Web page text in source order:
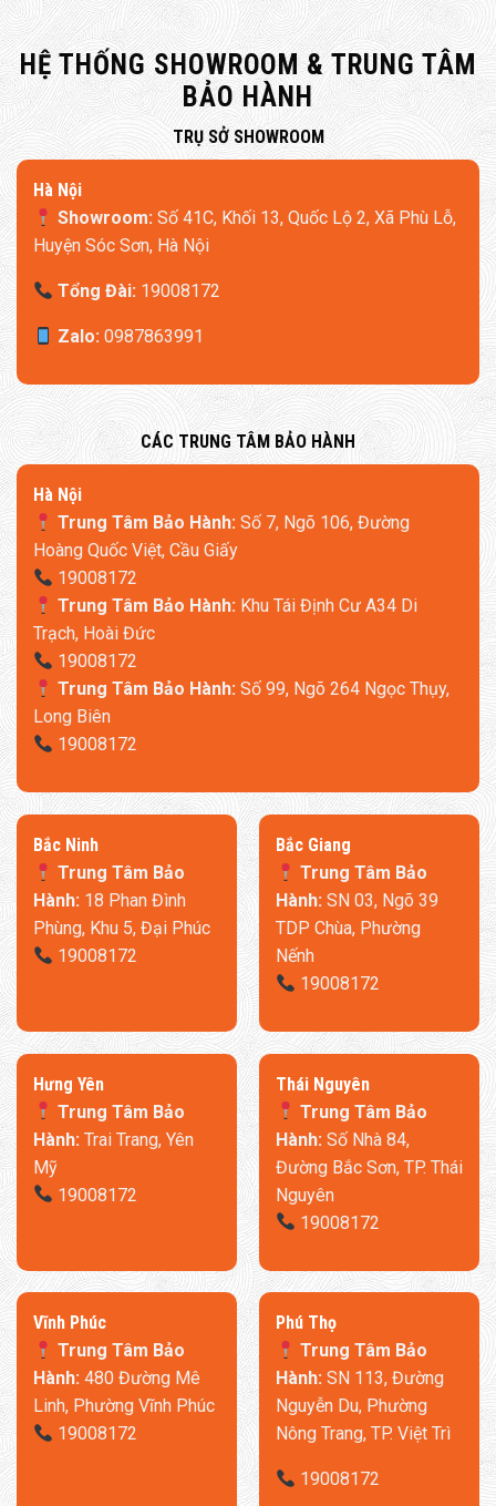
HỆ THỐNG SHOWROOM & TRUNG TÂM
BẢO HÀNH
​TRỤ SỞ SHOWROOM
Hà Nội
Showroom:Số 41C, Khối 13, Quốc Lộ 2, Xã Phù Lỗ,
Huyện Sóc Sơn, Hà Nội
Tổng Đài:19008172
Zalo:0987863991
​CÁC TRUNG TÂM BẢO HÀNH
​Hà Nội
Trung Tâm Bảo Hành:Số 7, Ngõ 106, Đường
Hoàng Quốc Việt, Cầu Giấy
19008172
Trung Tâm Bảo Hành:Khu Tái Định Cư A34 Di
Trạch, Hoài Đức
19008172
Trung Tâm Bảo Hành:Số 99, Ngõ 264 Ngọc Thụy,
Long Biên
19008172
​Bắc Ninh
Trung Tâm Bảo
Hành:18 Phan Đình
Phùng, Khu 5, Đại Phúc
19008172
​Bắc Giang
Trung Tâm Bảo
Hành:SN 03, Ngõ 39
TDP Chùa, Phường
Nếnh
19008172
​Hưng Yên
Trung Tâm Bảo
Hành: Trai Trang, Yên
Mỹ
19008172
Thái Nguyên
Trung Tâm Bảo
Hành: Số Nhà 84,
Đường Bắc Sơn, TP. Thái
Nguyên
19008172
​Vĩnh Phúc
Trung Tâm Bảo
Hành:480 Đường Mê
Linh, Phường Vĩnh Phúc
19008172
​Phú Thọ
Trung Tâm Bảo
Hành:SN 113, Đường
Nguyễn Du, Phường
Nông Trang, TP. Việt Trì
19008172